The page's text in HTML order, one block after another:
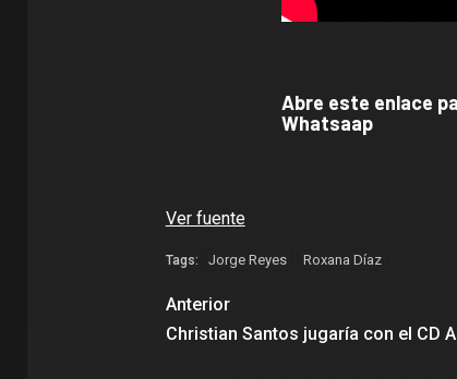
Abre este enlace
Whatsaap
Ver fuente
Tags: Jorge Reyes Roxana Díaz
Anterior
Christian Santos jugaría con el CD